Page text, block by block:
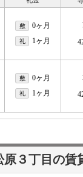
敷 0ヶ月
礼 1ヶ月
敷 0ヶ月
礼 1ヶ月
３丁目の賃